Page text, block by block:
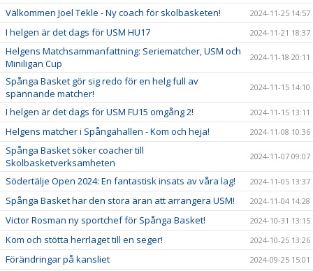
Välkommen Joel Tekle - Ny coach för skolbasketen! 2024-11-25 14:57
I helgen är det dags för USM HU17 2024-11-21 18:37
Helgens Matchsammanfattning: Seriematcher, USM och
Miniligan Cup
2024-11-18 20:11
Spånga Basket gör sig redo för en helg full av
spännande matcher!
2024-11-15 14:10
I helgen är det dags för USM FU15 omgång 2! 2024-11-15 13:11
Helgens matcher i Spångahallen - Kom och heja! 2024-11-08 10:36
Spånga Basket söker coacher till
Skolbasketverksamheten
2024-11-07 09:07
Södertälje Open 2024: En fantastisk insats av våra lag! 2024-11-05 13:37
Spånga Basket har den stora äran att arrangera USM! 2024-11-04 14:28
Victor Rosman ny sportchef för Spånga Basket! 2024-10-31 13:15
Kom och stötta herrlaget till en seger! 2024-10-25 13:26
Förändringar på kansliet 2024-09-25 15:01